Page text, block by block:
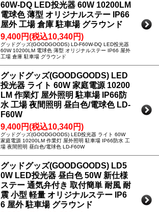
60W-DQ LED投光器 60W 10200LM
電球色 薄型 オリジナルステー IP66
屋外 工場 倉庫 駐車場 グラウンド
9,400円(税込10,340円)
グッドグッズ(GOODGOODS) LD-F60W-DQ LED投光器
60W 10200LM 電球色 薄型 オリジナルステー IP66 屋外
工場 倉庫 駐車場 グラウンド
グッドグッズ(GOODGOODS) LED
投光器 ライト 60W 家庭電源 10200
LM 作業灯 屋外照明 駐車場 IP66防
水 工場 夜間照明 昼白色/電球色 LD-
F60W
9,400円(税込10,340円)
グッドグッズ(GOODGOODS) LED投光器 ライト 60W
家庭電源 10200LM 作業灯 屋外照明 駐車場 IP66防水 工
場 夜間照明 昼白色/電球色 LD-F60W
グッドグッズ(GOODGOODS) LD5
0W LED投光器 昼白色 50W 新仕様
ステー 通気弁付き 取付簡単 耐風 耐
震 小型 軽量 オリジナルステー IP6
6 屋外 駐車場 グラウンド